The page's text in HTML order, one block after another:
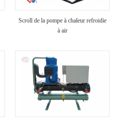
Scroll de la pompe à chaleur refroidie
à air